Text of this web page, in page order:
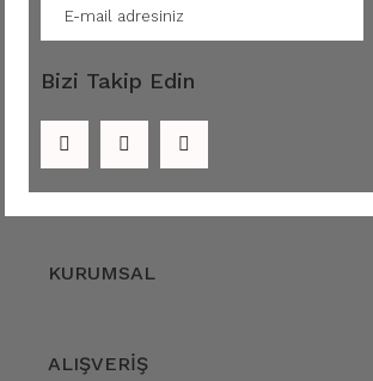
Bizi Takip Edin
KURUMSAL
ALIŞVERİŞ